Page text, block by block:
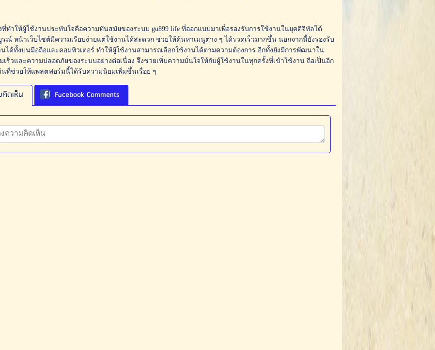
ที่ทำให้ผู้ใช้งานประทับใจคือความทันสมัยของระบบ gu899 life ที่ออกแบบมาเพื่อรองรับการใช้งานในยุคดิจิทัลได้
รณ์ หน้าเว็บไซต์มีความเรียบง่ายแต่ใช้งานได้สะดวก ช่วยให้ค้นหาเมนูต่าง ๆ ได้รวดเร็วมากขึ้น นอกจากนี้ยังรองรับ
นได้ทั้งบนมือถือและคอมพิวเตอร์ ทำให้ผู้ใช้งานสามารถเลือกใช้งานได้ตามความต้องการ อีกทั้งยังมีการพัฒนาใน
มเร็วและความปลอดภัยของระบบอย่างต่อเนื่อง จึงช่วยเพิ่มความมั่นใจให้กับผู้ใช้งานในทุกครั้งที่เข้าใช้งาน ถือเป็นอีก
นที่ช่วยให้แพลตฟอร์มนี้ได้รับความนิยมเพิ่มขึ้นเรื่อย ๆ
คิดเห็น Facebook Comments